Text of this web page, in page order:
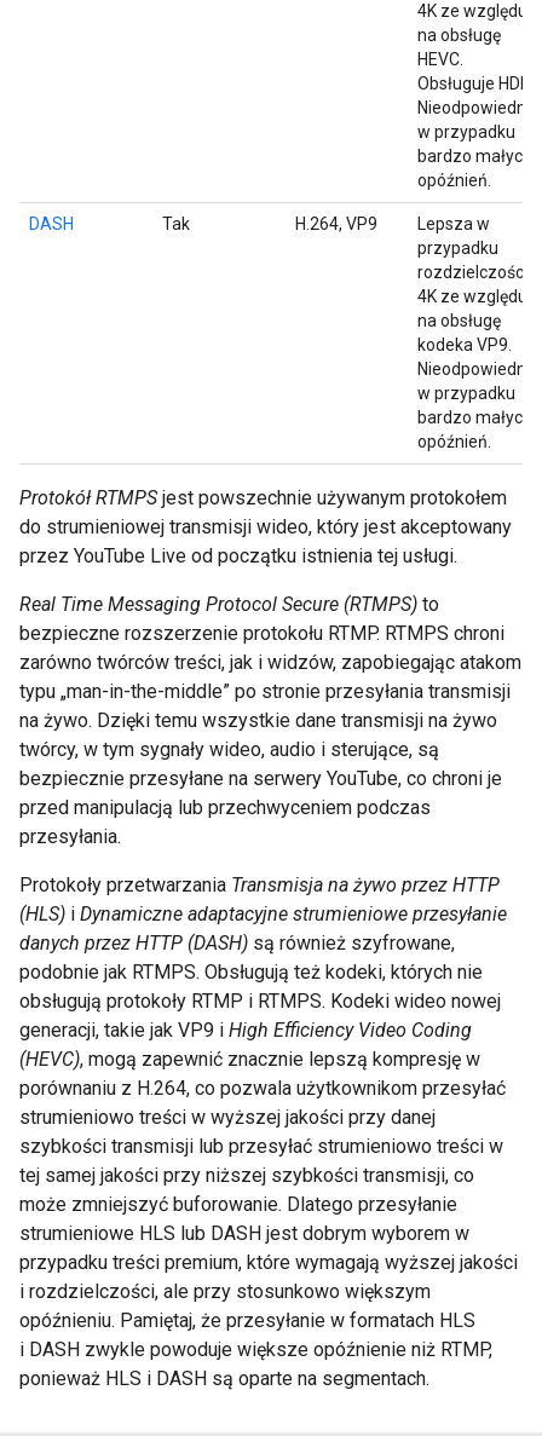
4K ze względu
na obsługę
HEVC.
Obsługuje HDR.
Nieodpowiednie
w przypadku
bardzo małych
opóźnień.
DASH Tak H.264, VP9
Lepsza w
przypadku
rozdzielczości
4K ze względu
na obsługę
kodeka VP9.
Nieodpowiednie
w przypadku
bardzo małych
opóźnień.
Protokół RTMPSjest powszechnie używanym protokołem
do strumieniowej transmisji wideo, który jest akceptowany
przez YouTube Live od początku istnienia tej usługi.
Real Time Messaging Protocol Secure (RTMPS) to
bezpieczne rozszerzenie protokołu RTMP. RTMPS chroni
zarówno twórców treści, jak i widzów, zapobiegając atakom
typu „man-in-the-middle” po stronie przesyłania transmisji
na żywo. Dzięki temu wszystkie dane transmisji na żywo
twórcy, w tym sygnały wideo, audio i sterujące, są
bezpiecznie przesyłane na serwery YouTube, co chroni je
przed manipulacją lub przechwyceniem podczas
przesyłania.
Protokoły przetwarzania Transmisja na żywo przez HTTP
(HLS) i Dynamiczne adaptacyjne strumieniowe przesyłanie
danych przez HTTP (DASH) są również szyfrowane,
podobnie jak RTMPS. Obsługują też kodeki, których nie
obsługują protokoły RTMP i RTMPS. Kodeki wideo nowej
generacji, takie jak VP9 i High Efficiency Video Coding
(HEVC), mogą zapewnić znacznie lepszą kompresję w
porównaniu z H.264, co pozwala użytkownikom przesyłać
strumieniowo treści w wyższej jakości przy danej
szybkości transmisji lub przesyłać strumieniowo treści w
tej samej jakości przy niższej szybkości transmisji, co
może zmniejszyć buforowanie. Dlatego przesyłanie
strumieniowe HLS lub DASH jest dobrym wyborem w
przypadku treści premium, które wymagają wyższej jakości
i rozdzielczości, ale przy stosunkowo większym
opóźnieniu. Pamiętaj, że przesyłanie w formatach HLS
i DASH zwykle powoduje większe opóźnienie niż RTMP,
ponieważ HLS i DASH są oparte na segmentach.